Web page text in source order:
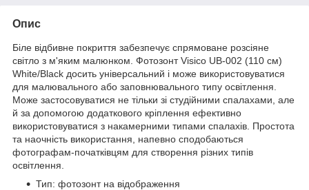
Опис
Біле відбивне покриття забезпечує спрямоване розсіяне
світло з м'яким малюнком. Фотозонт Visico UB-002 (110 см)
White/Black досить універсальний і може використовуватися
для малювального або заповнювального типу освітлення.
Може застосовуватися не тільки зі студійними спалахами, але
й за допомогою додаткового кріплення ефективно
використовуватися з накамерними типами спалахів. Простота
та наочність використання, напевно сподобаються
фотографам-початківцям для створення різних типів
освітлення.
Тип: фотозонт на відображення